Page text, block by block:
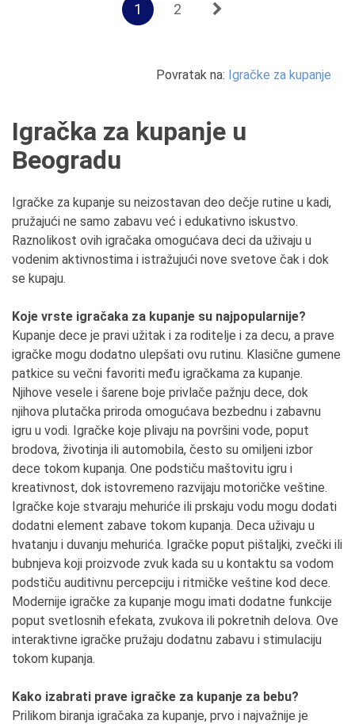
1 2
Povratak na: Igračke za kupanje
Igračka za kupanje u
Beogradu
Igračke za kupanje su neizostavan deo dečje rutine u kadi,
pružajući ne samo zabavu već i edukativno iskustvo.
Raznolikost ovih igračaka omogućava deci da uživaju u
vodenim aktivnostima i istražujući nove svetove čak i dok
se kupaju.
Koje vrste igračaka za kupanje su najpopularnije?
Kupanje dece je pravi užitak i za roditelje i za decu, a prave
igračke mogu dodatno ulepšati ovu rutinu. Klasične gumene
patkice su večni favoriti među igračkama za kupanje.
Njihove vesele i šarene boje privlače pažnju dece, dok
njihova plutačka priroda omogućava bezbednu i zabavnu
igru u vodi. Igračke koje plivaju na površini vode, poput
brodova, životinja ili automobila, često su omiljeni izbor
dece tokom kupanja. One podstiču maštovitu igru i
kreativnost, dok istovremeno razvijaju motoričke veštine.
Igračke koje stvaraju mehuriće ili prskaju vodu mogu dodati
dodatni element zabave tokom kupanja. Deca uživaju u
hvatanju i duvanju mehurića. Igračke poput pištaljki, zvečki ili
bubnjeva koji proizvode zvuk kada su u kontaktu sa vodom
podstiču auditivnu percepciju i ritmičke veštine kod dece.
Modernije igračke za kupanje mogu imati dodatne funkcije
poput svetlosnih efekata, zvukova ili pokretnih delova. Ove
interaktivne igračke pružaju dodatnu zabavu i stimulaciju
tokom kupanja.
Kako izabrati prave igračke za kupanje za bebu?
Prilikom biranja igračaka za kupanje, prvo i najvažnije je